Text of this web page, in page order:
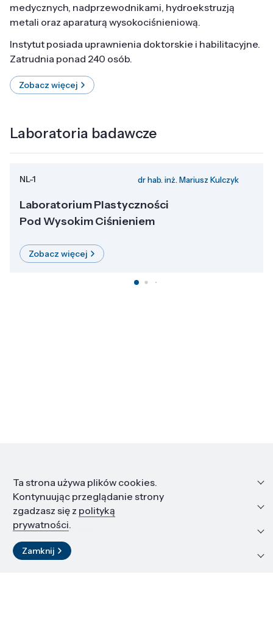
medycznych, nadprzewodnikami, hydroekstruzją
metali oraz aparaturą wysokociśnieniową.
Instytut posiada uprawnienia doktorskie i habilitacyjne.
Zatrudnia ponad 240 osób.
Zobacz więcej
Laboratoria badawcze
NL-1 dr hab. inż. Mariusz Kulczyk
Laboratorium Plastyczności
Pod Wysokim Ciśnieniem
Zobacz więcej
Informacje
Edukacja i kariera
Zasoby i materiały
Kontakt
Ta strona używa plików cookies.
Kontynuując przeglądanie strony
zgadzasz się z polityką
prywatności.
Zamknij